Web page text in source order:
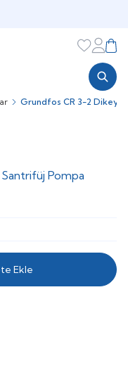
Favorilerim
Grundfos CR 3-2 Dikey
Pompa
Ekle